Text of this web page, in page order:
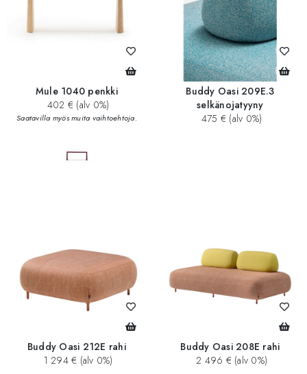
Mule 1040 penkki
402 € (alv 0%)
Saatavilla myös muita vaihtoehtoja.
Buddy Oasi 209E.3
selkänojatyyny
475 € (alv 0%)
Buddy Oasi 212E rahi
1 294 € (alv 0%)
Buddy Oasi 208E rahi
2 496 € (alv 0%)